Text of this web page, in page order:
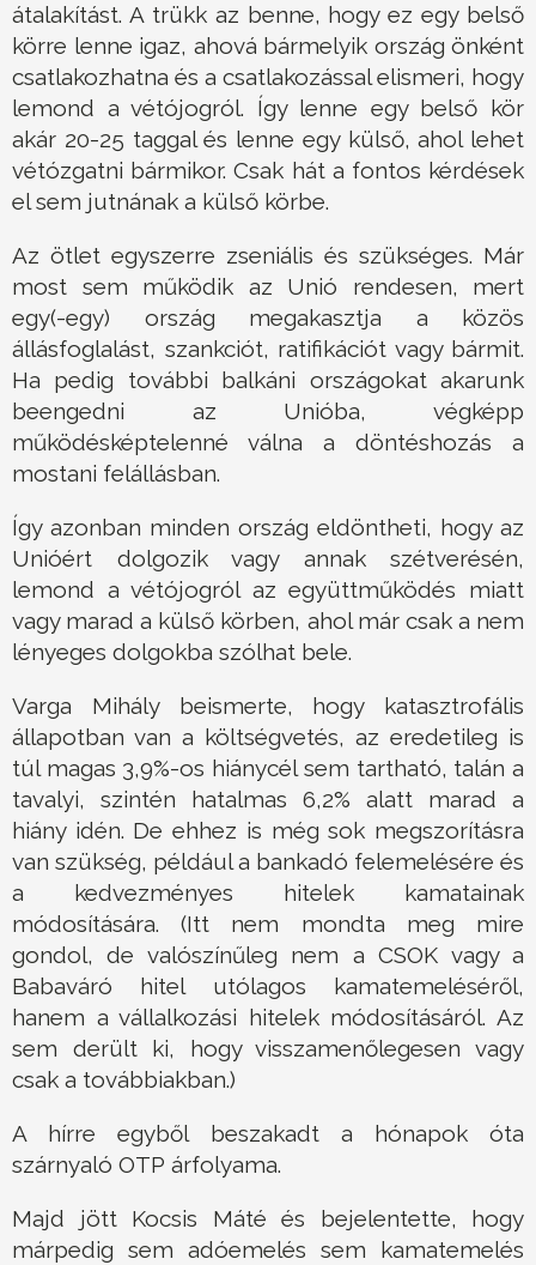
átalakítást. A trükk az benne, hogy ez egy belső
körre lenne igaz, ahová bármelyik ország önként
csatlakozhatna és a csatlakozással elismeri, hogy
lemond a vétójogról. Így lenne egy belső kör
akár 20-25 taggal és lenne egy külső, ahol lehet
vétózgatni bármikor. Csak hát a fontos kérdések
el sem jutnának a külső körbe.
Az ötlet egyszerre zseniális és szükséges. Már
most sem működik az Unió rendesen, mert
egy(-egy) ország megakasztja a közös
állásfoglalást, szankciót, ratifikációt vagy bármit.
Ha pedig további balkáni országokat akarunk
beengedni az Unióba, végképp
működésképtelenné válna a döntéshozás a
mostani felállásban.
Így azonban minden ország eldöntheti, hogy az
Unióért dolgozik vagy annak szétverésén,
lemond a vétójogról az együttműködés miatt
vagy marad a külső körben, ahol már csak a nem
lényeges dolgokba szólhat bele.
Varga Mihály beismerte, hogy katasztrofális
állapotban van a költségvetés, az eredetileg is
túl magas 3,9%-os hiánycél sem tartható, talán a
tavalyi, szintén hatalmas 6,2% alatt marad a
hiány idén. De ehhez is még sok megszorításra
van szükség, például a bankadó felemelésére és
a kedvezményes hitelek kamatainak
módosítására. (Itt nem mondta meg mire
gondol, de valószínűleg nem a CSOK vagy a
Babaváró hitel utólagos kamatemeléséről,
hanem a vállalkozási hitelek módosításáról. Az
sem derült ki, hogy visszamenőlegesen vagy
csak a továbbiakban.)
A hírre egyből beszakadt a hónapok óta
szárnyaló OTP árfolyama.
Majd jött Kocsis Máté és bejelentette, hogy
márpedig sem adóemelés sem kamatemelés